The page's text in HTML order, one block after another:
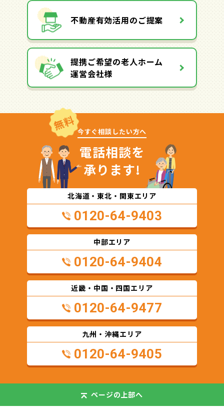
不動産有効活用のご提案
提携ご希望の老人ホーム
運営会社様
無料 今すぐ相談したい方へ
電話相談を
承ります!
北海道・東北・関東エリア
0120-64-9403
中部エリア
0120-64-9404
近畿・中国・四国エリア
0120-64-9477
九州・沖縄エリア
0120-64-9405
ページの上部へ